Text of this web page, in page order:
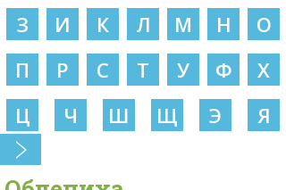
З
И К Л М Н
О
П
Р С Т У Ф
Х
Ц
Ч Ш Щ Э Я